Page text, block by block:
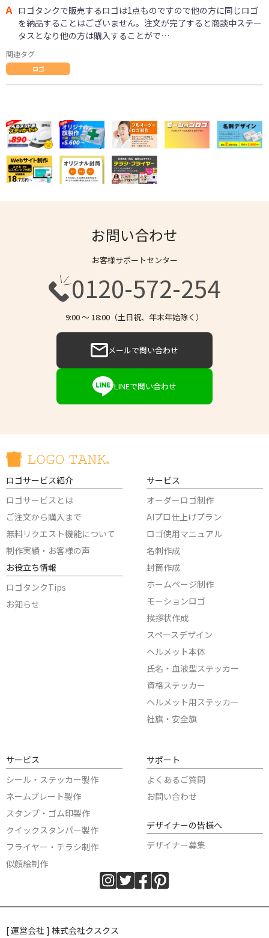
A ロゴタンクで販売するロゴは1点ものですので他の方に同じロゴ
を納品することはございません。注文が完了すると商談中ステー
タスとなり他の方は購入することがで…
関連タグ
ロゴ
お問い合わせ
お客様サポートセンター
0120-572-254
9:00 〜 18:00（土日祝、年末年始除く）
メールで問い合わせ
LINEで問い合わせ
ロゴサービス紹介
ロゴサービスとは
ご注文から購入まで
無料リクエスト機能について
制作実績・お客様の声
お役立ち情報
ロゴタンクTips
お知らせ
サービス
オーダーロゴ制作
AIプロ仕上げプラン
ロゴ使用マニュアル
名刺作成
封筒作成
ホームページ制作
モーションロゴ
挨拶状作成
スペースデザイン
ヘルメット本体
氏名・血液型ステッカー
資格ステッカー
ヘルメット用ステッカー
社旗・安全旗
サービス
シール・ステッカー製作
ネームプレート製作
スタンプ・ゴム印製作
クイックスタンパー製作
フライヤー・チラシ制作
似顔絵制作
サポート
よくあるご質問
お問い合わせ
デザイナーの皆様へ
デザイナー募集
[ 運営会社 ] 株式会社クスクス